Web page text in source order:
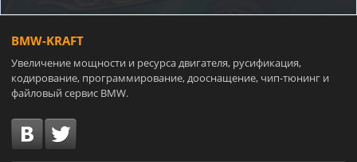
BMW-KRAFT
Увеличение мощности и ресурса двигателя, русификация,
кодирование, программирование, дооснащение, чип-тюнинг и
файловый сервис BMW.